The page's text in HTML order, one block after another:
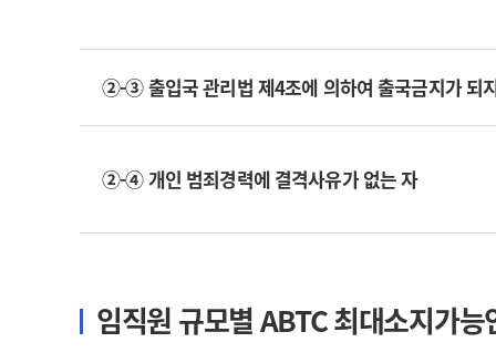
②-③ 출입국 관리법 제4조에 의하여 출국금지가 되
②-④ 개인 범죄경력에 결격사유가 없는 자
임직원 규모별 ABTC 최대소지가